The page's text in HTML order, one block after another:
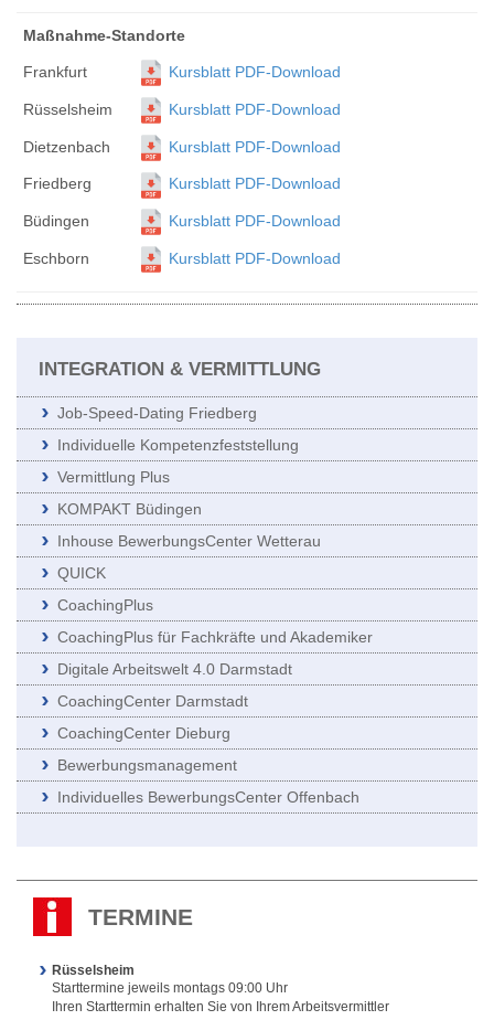
Maßnahme-Standorte
Frankfurt Kursblatt PDF-Download
Rüsselsheim Kursblatt PDF-Download
Dietzenbach Kursblatt PDF-Download
Friedberg Kursblatt PDF-Download
Büdingen Kursblatt PDF-Download
Eschborn Kursblatt PDF-Download
INTEGRATION & VERMITTLUNG
Job-Speed-Dating Friedberg
Individuelle Kompetenzfeststellung
Vermittlung Plus
KOMPAKT Büdingen
Inhouse BewerbungsCenter Wetterau
QUICK
CoachingPlus
CoachingPlus für Fachkräfte und Akademiker
Digitale Arbeitswelt 4.0 Darmstadt
CoachingCenter Darmstadt
CoachingCenter Dieburg
Bewerbungsmanagement
Individuelles BewerbungsCenter Offenbach
TERMINE
Rüsselsheim
Starttermine jeweils montags 09:00 Uhr
Ihren Starttermin erhalten Sie von Ihrem Arbeitsvermittler